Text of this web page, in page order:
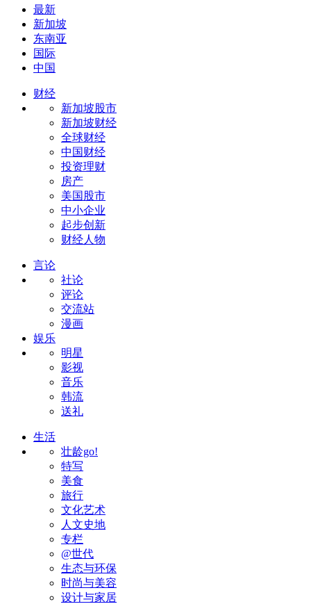
最新
新加坡
东南亚
国际
中国
财经
新加坡股市
新加坡财经
全球财经
中国财经
投资理财
房产
美国股市
中小企业
起步创新
财经人物
言论
社论
评论
交流站
漫画
娱乐
明星
影视
音乐
韩流
送礼
生活
壮龄go!
特写
美食
旅行
文化艺术
人文史地
专栏
@世代
生态与环保
时尚与美容
设计与家居